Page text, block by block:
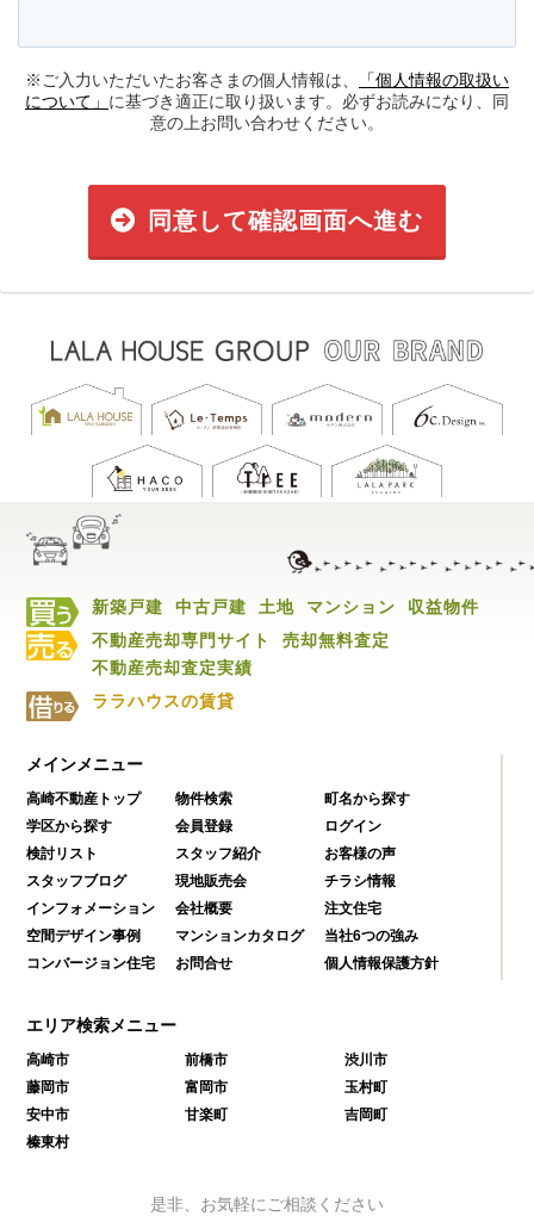
※ご入力いただいたお客さまの個人情報は、
「個人情報の取扱い
について」 に基づき適正に取り扱います。必ずお読みになり、同
意の上お問い合わせください。
同意して確認画面へ進む
新築戸建 中古戸建 土地 マンション
収益物件
不動産売却専門サイト
売却無料査定
不動産売却査定実績
ララハウスの賃貸
メインメニュー
高崎不動産トップ 物件検索
町名から探す
学区から探す
会員登録
ログイン
検討リスト
スタッフ紹介
お客様の声
スタッフブログ
現地販売会
チラシ情報
インフォメーション
会社概要
注文住宅
空間デザイン事例
マンションカタログ
当社6つの強み
コンバージョン住宅
お問合せ 個人情報保護方針
エリア検索メニュー
高崎市 前橋市
渋川市
藤岡市
富岡市
玉村町
安中市
甘楽町
吉岡町
榛東村
是非、お気軽にご相談ください